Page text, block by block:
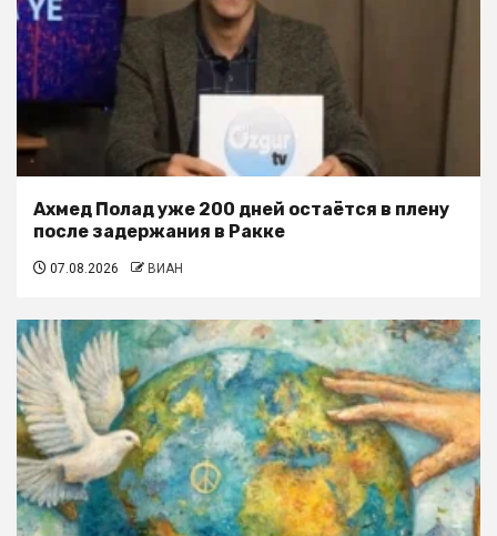
Ахмед Полад уже 200 дней остаётся в плену
после задержания в Ракке
07.08.2026 ВИАН